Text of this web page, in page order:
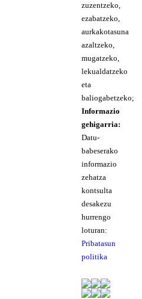
zuzentzeko,
ezabatzeko,
aurkakotasuna
azaltzeko,
mugatzeko,
lekualdatzeko
eta
baliogabetzeko;
Informazio
gehigarria:
Datu-
babeserako
informazio
zehatza
kontsulta
desakezu
hurrengo
loturan:
Pribatasun
politika